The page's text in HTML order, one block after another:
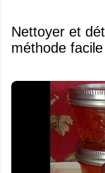
Nettoyer et
méthode